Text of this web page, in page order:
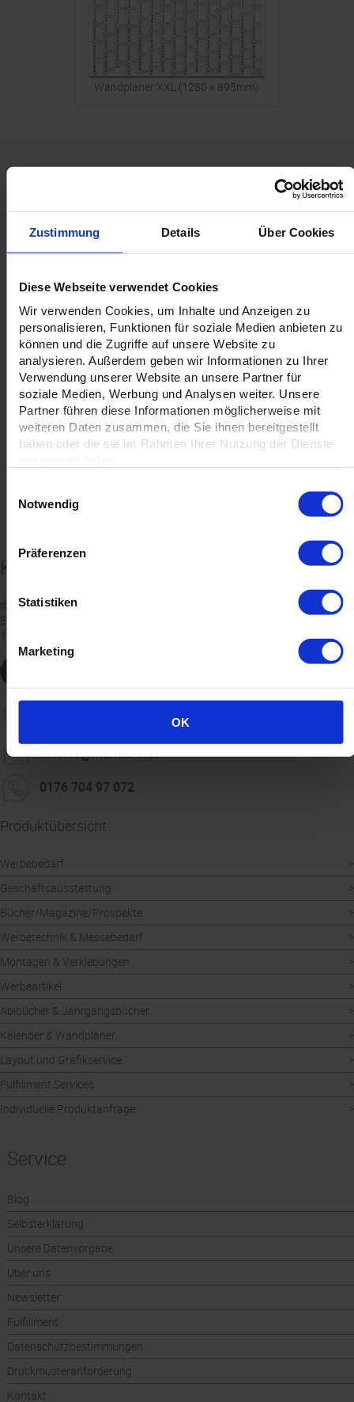
Zustimmung Details Über Cookies
Diese Webseite verwendet Cookies
Wir verwenden Cookies, um Inhalte und Anzeigen zu
personalisieren, Funktionen für soziale Medien anbieten zu
können und die Zugriffe auf unsere Website zu
analysieren. Außerdem geben wir Informationen zu Ihrer
Verwendung unserer Website an unsere Partner für
soziale Medien, Werbung und Analysen weiter. Unsere
Partner führen diese Informationen möglicherweise mit
weiteren Daten zusammen, die Sie ihnen bereitgestellt
haben oder die sie im Rahmen Ihrer Nutzung der Dienste
Notwendig
Präferenzen
Statistiken
Marketing
OK
Wandplaner XXL (1280 x 895mm)
ekomi
Mike, Firma Gruschdesign
Profi. Datencheck
unsere Profis checken
Klimaneutral
Auf Wunsch klimaneutral
ClimatePartner
Partnerschaftsprogramm
Werden Sie mandaro-Partner
und genießen Sie exklusive
Vorteile!
Kontakt
mandaro GmbH
Eiswerderstr. 18
service@mandaro.de
0176 704 97 072
Produktübersicht
Werbebedarf
Geschäftsausstattung
Bücher/Magazine/Prospekte
Werbetechnik & Messebedarf
Montagen & Verklebungen
Werbeartikel
Abibücher & Jahrgangsbücher
Kalender & Wandplaner
Layout und Grafikservice
Fulfillment Services
Individuelle Produktanfrage
Service
Blog
Selbsterklärung
Unsere Datenvorgabe
Über uns
Newsletter
Fulfillment
Datenschutzbestimmungen
Druckmusteranforderung
Kontakt